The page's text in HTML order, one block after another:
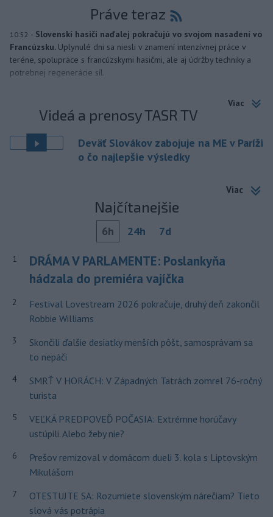
Práve teraz
10:52 - Slovenskí hasiči naďalej pokračujú vo svojom nasadení vo
Francúzsku. Uplynulé dni sa niesli v znamení intenzívnej práce v
teréne, spolupráce s francúzskymi hasičmi, ale aj údržby techniky a
potrebnej regenerácie síl.
Viac
Videá a prenosy TASR TV
Deväť Slovákov zabojuje na ME v Paríži
o čo najlepšie výsledky
Viac
Najčítanejšie
6h 24h 7d
1
DRÁMA V PARLAMENTE: Poslankyňa
hádzala do premiéra vajíčka
2
Festival Lovestream 2026 pokračuje, druhý deň zakončil
Robbie Williams
3
Skončili ďalšie desiatky menších pôšt, samosprávam sa
to nepáči
4
SMRŤ V HORÁCH: V Západných Tatrách zomrel 76-ročný
turista
5
VEĽKÁ PREDPOVEĎ POČASIA: Extrémne horúčavy
ustúpili. Alebo žeby nie?
6
Prešov remizoval v domácom dueli 3. kola s Liptovským
Mikulášom
7
OTESTUJTE SA: Rozumiete slovenským nárečiam? Tieto
slová vás potrápia